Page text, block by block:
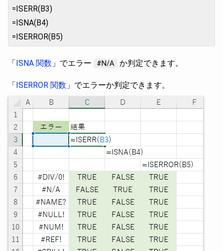
=ISERR(B3)
=ISNA(B4)
=ISERROR(B5)
「ISNA 関数 」でエラー #N/A か判定できます。
「ISERROR 関数 」でエラーか判定できます。